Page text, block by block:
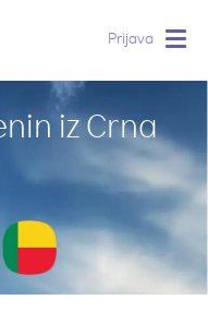
Prijava
iz Crna